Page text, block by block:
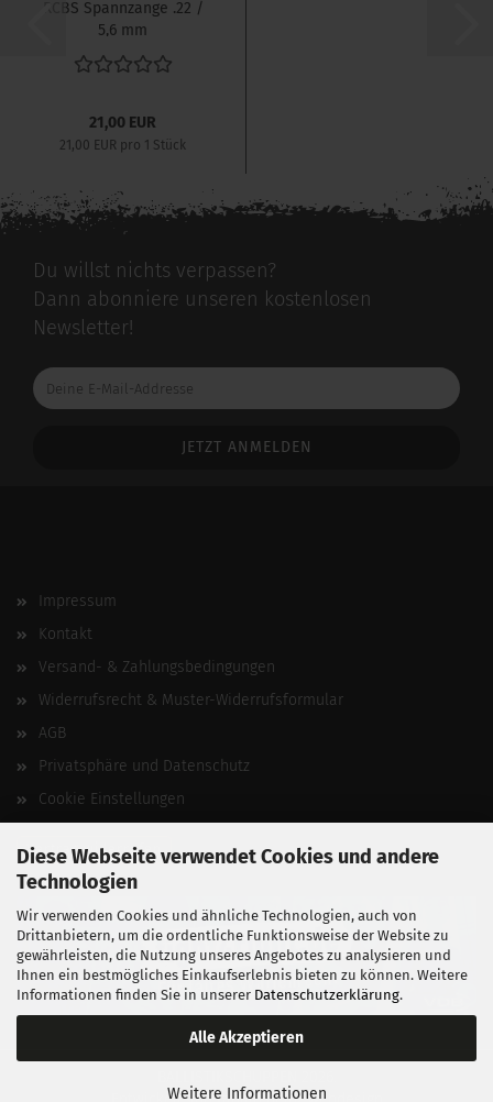
Diese Webseite verwendet Cookies und andere
Technologien
Wir verwenden Cookies und ähnliche Technologien, auch von
Drittanbietern, um die ordentliche Funktionsweise der Website zu
gewährleisten, die Nutzung unseres Angebotes zu analysieren und
Ihnen ein bestmögliches Einkaufserlebnis bieten zu können. Weitere
Informationen finden Sie in unserer Datenschutzerklärung.
Alle Akzeptieren
Weitere Informationen
RCBS Spannzange .22 /
5,6 mm
21,00 EUR
21,00 EUR pro 1 Stück
Du willst nichts verpassen?
Dann abonniere unseren kostenlosen
Newsletter!
Deine
E-
Impressum
Kontakt
Versand- & Zahlungsbedingungen
Widerrufsrecht & Muster-Widerrufsformular
AGB
Privatsphäre und Datenschutz
Cookie Einstellungen
Vertrag widerrufen